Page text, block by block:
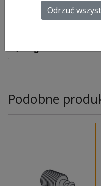
Informacje
Podobne
Odrzuć